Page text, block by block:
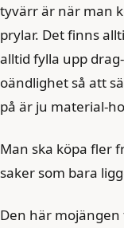
tyvärr är när man
prylar. Det finns
alltid fylla upp
oändlighet så att
på är ju material-
Man ska köpa fler
saker som bara
Den här mojängen